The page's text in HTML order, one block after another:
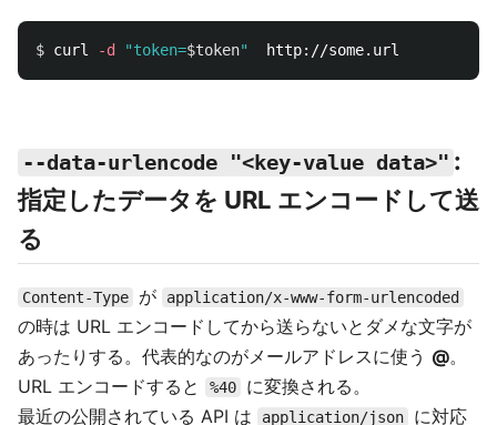
$ curl -d "token=$token"
--data-urlencode "<key-value data>" :
指定したデータを URL エンコードして送
る
Content-Type が application/x-www-form-urlencoded
の時は URL エンコードしてから送らないとダメな文字が
あったりする。代表的なのがメールアドレスに使う @。
URL エンコードすると
%40
に変換される。
最近の公開されている API は
application/json
に対応